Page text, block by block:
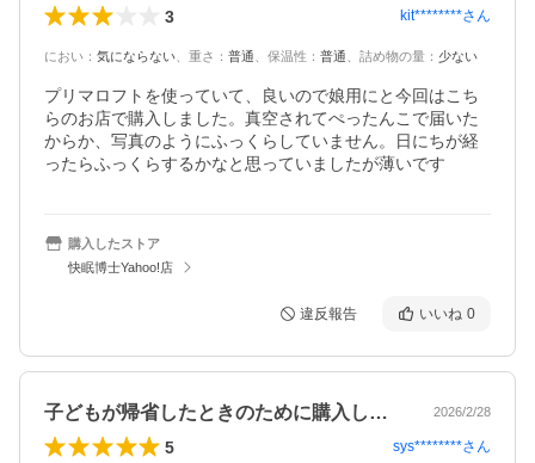
3 kit********さん
におい ： 気にならない 重さ ： 普通 保温性 ： 普通 詰め物の量 ： 少ない
プリマロフトを使っていて、良いので娘用にと今回はこち
らのお店で購入しました。真空されてぺったんこで届いた
からか、写真のようにふっくらしていません。日にちが経
ったらふっくらするかなと思っていましたが薄いです
購入したストア
快眠博士Yahoo!店
違反報告 いいね 0
子どもが帰省したときのために購入しまし… 2026/2/28
5 sys********さん